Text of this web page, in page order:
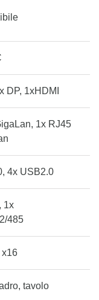
DP, 1xHDMI
1x RJ45
4x USB2.0
1x
485
x16
tavolo